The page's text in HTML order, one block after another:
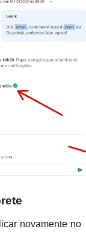
novamente no